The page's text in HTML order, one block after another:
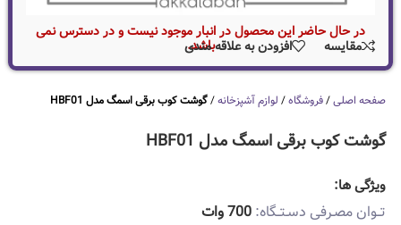
صفحه اصلی/فروشگاه/ لوازم آشپزخانه/گوشت کوب برقی اسمگ مدل HBF01
گوشت کوب برقی اسمگ مدل HBF01
ویژگی ها:
تــوان مصـرفی دسـتــگاه:
در حال حاضر این محصول در انبار موجود نیست و در دسترس نمی
باشد. مقایسه افزودن به علاقه مندی